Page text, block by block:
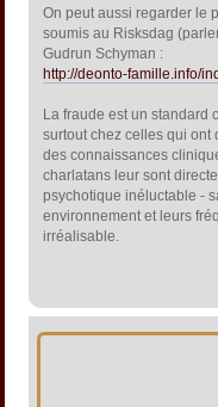
On peut aussi regarder le
soumis au Risksdag
Gudrun Schyman :
http://deonto-famille.info/
La fraude est un standard
surtout chez celles qui ont
des connaissances
charlatans leur sont
psychotique inéluctable -
environnement et leurs
irréalisable.